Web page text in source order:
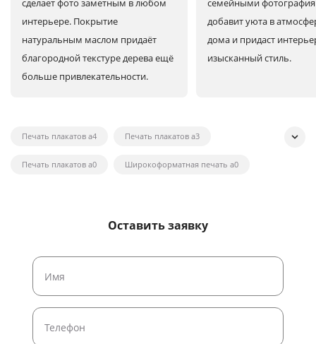
сделает фото заметным в любом
интерьере. Покрытие
натуральным маслом придаёт
благородной текстуре дерева ещё
больше привлекательности.
семейными
добавит уюта в
дома и придаст
изысканный стиль.
Печать плакатов а4 Печать плакатов а3
Печать плакатов а0 Широкоформатная печать а0
Широкоформатная печать наклеек
Широкоформатная печать постеров
Широкоформатная печать рулонами
Печать плакатов формата A4
Оставить заявку